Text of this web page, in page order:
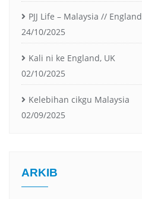
PJJ Life – Malaysia // England
24/10/2025
Kali ni ke England, UK
02/10/2025
Kelebihan cikgu Malaysia
02/09/2025
ARKIB